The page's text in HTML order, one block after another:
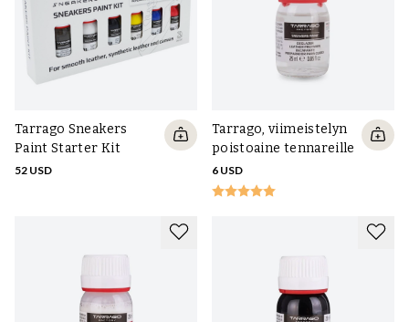
Tarrago Sneakers
Paint Starter Kit
52 USD
Tarrago, viimeistelyn
poistoaine tennareille
6 USD